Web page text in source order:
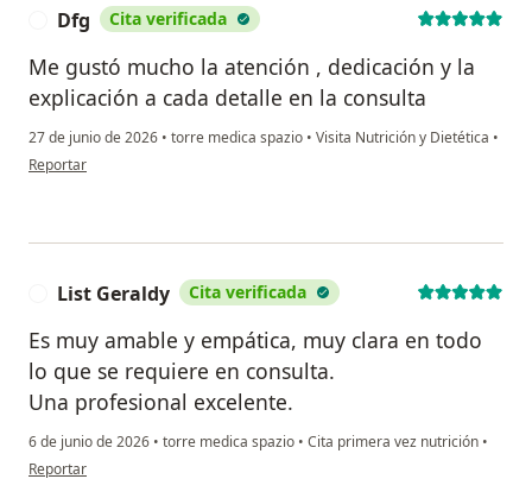
Dfg Cita verificada
Me gustó mucho la atención , dedicación y la
explicación a cada detalle en la consulta
27 de junio de 2026 • torre medica spazio • Visita Nutrición y Dietética •
en opinión del usuario Dfg
Reportar
List Geraldy Cita verificada
Es muy amable y empática, muy clara en todo
lo que se requiere en consulta.
Una profesional excelente.
6 de junio de 2026 • torre medica spazio • Cita primera vez nutrición •
en opinión del usuario List Geraldy
Reportar